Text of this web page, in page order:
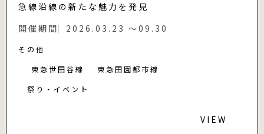
急線沿線の新たな魅力を発見
開催期間
2026.03.23 〜09.30
その他
東急世田谷線
東急田園都市線
祭り・イベント
VIEW